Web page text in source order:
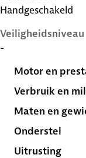
Handgeschakeld
Veiligheidsniveau
-
Motor en
Verbruik en
Maten en
Onderstel
Uitrusting